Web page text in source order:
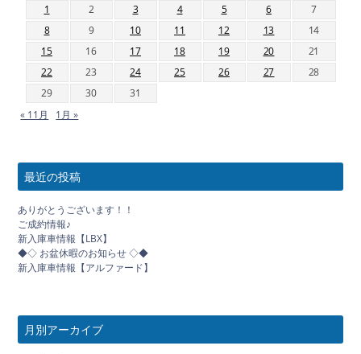
1
2 3 4 5 6
7
8
9 10 11 12 13
14
15
16 17 18 19 20
21
22
23 24 25 26 27
28
29
30
31
« 11月
1月 »
最近の投稿
ありがとうございます！！
ご成約情報♪
新入庫車情報【LBX】
◆◇ お盆休暇のお知らせ ◇◆
新入庫車情報【アルファード】
月別アーカイブ